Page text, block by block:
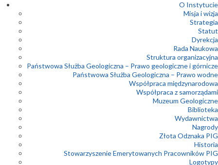
O Instytucie
Misja i wizja
Strategia
Statut
Dyrekcja
Rada Naukowa
Struktura organizacyjna
Państwowa Służba Geologiczna – Prawo geologiczne i górnicze
Państwowa Służba Geologiczna – Prawo wodne
Współpraca międzynarodowa
Współpraca z samorządami
Muzeum Geologiczne
Biblioteka
Wydawnictwa
Nagrody
Złota Odznaka PIG
Historia
Stowarzyszenie Emerytowanych Pracowników PIG
Logotypy